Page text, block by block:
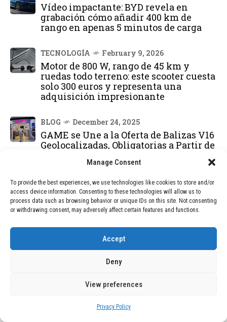
Manage Consent
To provide the best experiences, we use technologies like cookies to store and/or
access device information. Consenting to these technologies will allow us to
process data such as browsing behavior or unique IDs on this site. Not consenting
or withdrawing consent, may adversely affect certain features and functions.
Accept
Deny
View preferences
Privacy Policy
Vídeo impactante: BYD revela en
grabación cómo añadir 400 km de
rango en apenas 5 minutos de carga
TECNOLOGÍA February 9, 2026
Motor de 800 W, rango de 45 km y
ruedas todo terreno: este scooter cuesta
solo 300 euros y representa una
adquisición impresionante
BLOG December 24, 2025
GAME se Une a la Oferta de Balizas V16
Geolocalizadas, Obligatorias a Partir de
BLOG December 24, 2025
Devastadora Explosión en Residencia
de Ancianos de Pensilvania Deja al
Menos Dos Víctimas Fatales
DEAL OF THE MONTH
Vídeo impactante: BYD revela en
en apenas 5 minutos de carga